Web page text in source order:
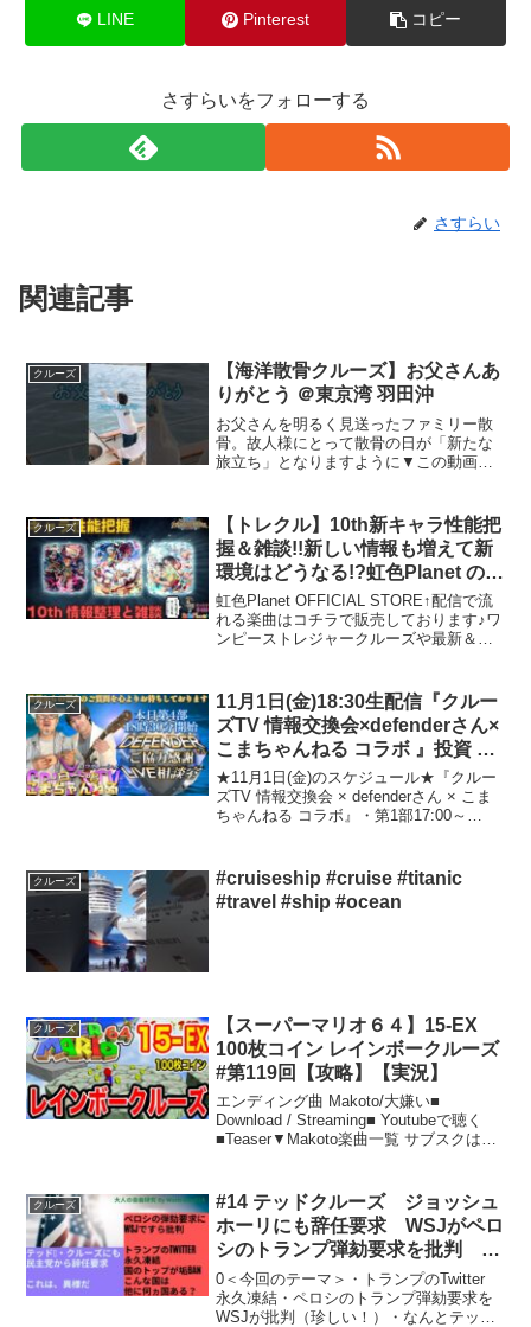
LINE Pinterest コピー
さすらいをフォローする
さすらい
関連記事
クルーズ
【海洋散骨クルーズ】お父さんあ
りがとう ＠東京湾 羽田沖
お父さんを明るく見送ったファミリー散
骨。故人様にとって散骨の日が「新たな
旅立ち」となりますように▼この動画の
横浜、相模湾をはじめ全国、そして海外
(ハワイなど)で海洋散骨を...
クルーズ
【トレクル】10th新キャラ性能把
握＆雑談!!新しい情報も増えて新
環境はどうなる!?虹色Planet のワ
ンピーストレジャークルーズまっ
たり生配信#400【トレクル
OPTC】
虹色Planet OFFICIAL STORE↑配信で流
れる楽曲はコチラで販売しております♪ワ
ンピーストレジャークルーズや最新＆レ
関する悩み等ありましたら、ぜひコメ
ン...
クルーズ
11月1日(金)18:30生配信『クルー
ズTV 情報交換会×defenderさん×
こまちゃんねる コラボ 』投資 株
式市場 投資信託 仮想通貨 ビット
コイン 不動産投資 為替情報 世界
情勢
★11月1日(金)のスケジュール★『クルー
ズTV 情報交換会 × defenderさん × こま
ちゃんねる コラボ』・第1部17:00～
クルーズ
#cruiseship #cruise #titanic
#travel #ship #ocean
クルーズ
【スーパーマリオ６４】15-EX
100枚コイン レインボークルーズ
#第119回【攻略】【実況】
エンディング曲 Makoto/大嫌い■
Download / Streaming■ Youtubeで聴く
■Teaser▼Makoto楽曲一覧 サブスクはこ
クルーズ
#14 テッドクルーズ ジョッシュ
ホーリにも辞任要求 WSJがペロ
シのトランプ弾劾要求を批判 ト
ランプのTwitter永久垢凍結
0＜今回のテーマ＞・トランプのTwitter
永久凍結・ペロシのトランプ弾劾要求を
WSJが批判（珍しい！）・なんとテッド